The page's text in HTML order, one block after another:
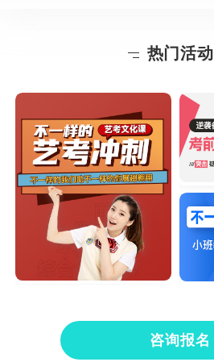
热门活动
咨询报名